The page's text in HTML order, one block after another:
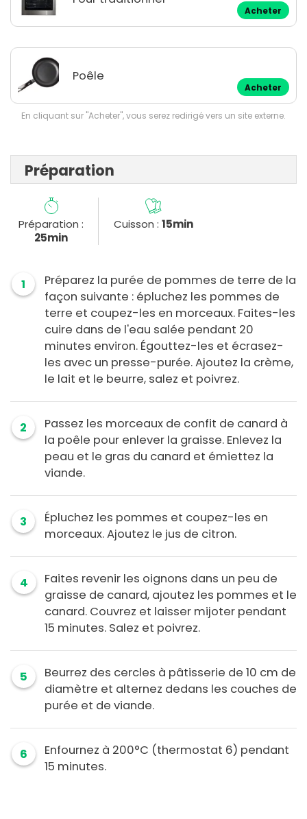
Acheter
Poêle
Acheter
En cliquant sur "Acheter", vous serez redirigé vers un site externe.
Préparation
Préparation :
25min
Cuisson : 15min
1
Préparez la purée de pommes de terre de la
façon suivante : épluchez les pommes de
terre et coupez-les en morceaux. Faites-les
cuire dans de l'eau salée pendant 20
minutes environ. Égouttez-les et écrasez-
les avec un presse-purée. Ajoutez la crème,
le lait et le beurre, salez et poivrez.
2
Passez les morceaux de confit de canard à
la poêle pour enlever la graisse. Enlevez la
peau et le gras du canard et émiettez la
viande.
3
Épluchez les pommes et coupez-les en
morceaux. Ajoutez le jus de citron.
4
Faites revenir les oignons dans un peu de
graisse de canard, ajoutez les pommes et le
canard. Couvrez et laisser mijoter pendant
15 minutes. Salez et poivrez.
5
Beurrez des cercles à pâtisserie de 10 cm de
diamètre et alternez dedans les couches de
purée et de viande.
6
Enfournez à 200°C (thermostat 6) pendant
15 minutes.